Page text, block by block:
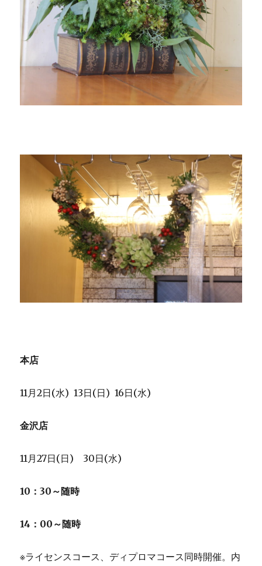
本店
11月2日(水) 13日(日) 16日(水)
金沢店
11月27日(日) 30日(水)
10：30～随時
14：00～随時
※ライセンスコース、ディプロマコース同時開催。内